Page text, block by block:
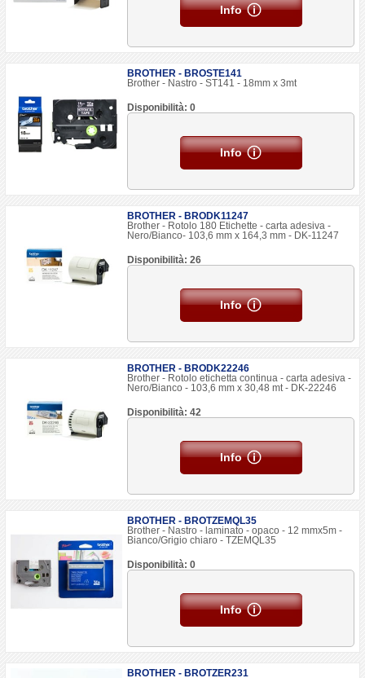
Info
BROTHER - BROSTE141
Brother - Nastro - ST141 - 18mm x 3mt
Disponibilità: 0
Info
BROTHER - BRODK11247
Brother - Rotolo 180 Etichette - carta adesiva -
Nero/Bianco- 103,6 mm x 164,3 mm - DK-11247
Disponibilità: 26
Info
BROTHER - BRODK22246
Brother - Rotolo etichetta continua - carta adesiva -
Nero/Bianco - 103,6 mm x 30,48 mt - DK-22246
Disponibilità: 42
Info
BROTHER - BROTZEMQL35
Brother - Nastro - laminato - opaco - 12 mmx5m -
Bianco/Grigio chiaro - TZEMQL35
Disponibilità: 0
Info
BROTHER - BROTZER231